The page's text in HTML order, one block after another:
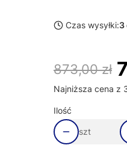
Czas wysyłki:3
873,00 zł
Najniższa cena z
Ilość
szt